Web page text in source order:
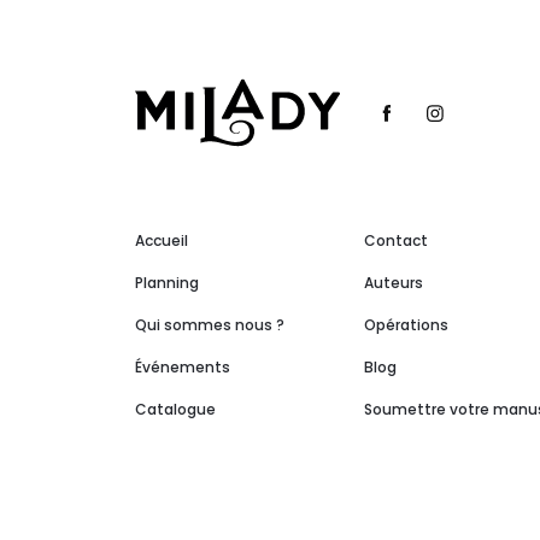
Accueil
Planning
Qui sommes nous ?
Événements
Catalogue
Contact
Auteurs
Opérations
Blog
Soumettre votre